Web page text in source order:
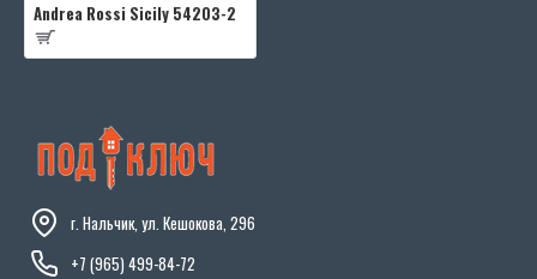
Andrea Rossi Sicily 54203-2
г. Нальчик, ул. Кешокова, 296
+7 (965) 499-84-72